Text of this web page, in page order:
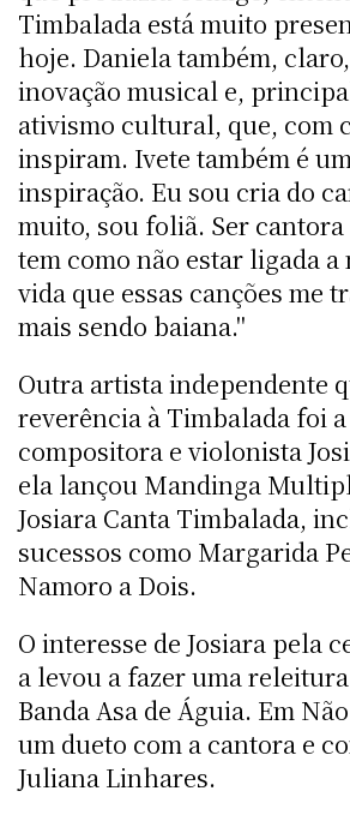
Timbalada está muito
hoje. Daniela também,
inovação musical e,
ativismo cultural, que, com
inspiram. Ivete também é
inspiração. Eu sou cria do
muito, sou foliã. Ser
tem como não estar ligada a
vida que essas canções me
mais sendo baiana."
Outra artista independente
reverência à Timbalada foi
compositora e violonista
ela lançou Mandinga
Josiara Canta Timbalada,
sucessos como Margarida
Namoro a Dois.
O interesse de Josiara pela
a levou a fazer uma
Banda Asa de Águia. Em
um dueto com a cantora e
Juliana Linhares.